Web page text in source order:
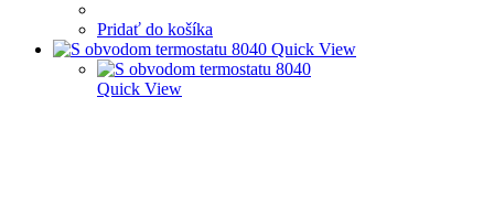
Pridať do košíka
Quick View
Quick View